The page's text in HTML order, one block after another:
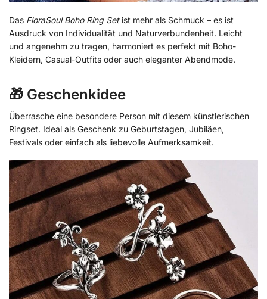
Das FloraSoul Boho Ring Setist mehr als Schmuck – es ist
Ausdruck von Individualität und Naturverbundenheit. Leicht
und angenehm zu tragen, harmoniert es perfekt mit Boho-
Kleidern, Casual-Outfits oder auch eleganter Abendmode.
🎁 Geschenkidee
Überrasche eine besondere Person mit diesem künstlerischen
Ringset. Ideal als Geschenk zu Geburtstagen, Jubiläen,
Festivals oder einfach als liebevolle Aufmerksamkeit.